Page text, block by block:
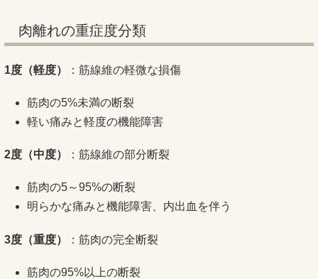
肉離れの重症度分類
1度（軽度） ：筋線維の軽微な損傷
筋肉の5%未満の断裂
軽い痛みと軽度の機能障害
2度（中度） ：筋線維の部分断裂
筋肉の5～95%の断裂
明らかな痛みと機能障害、内出血を伴う
3度（重度） ：筋肉の完全断裂
筋肉の95%以上の断裂